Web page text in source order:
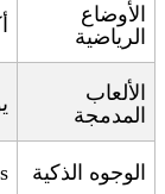
الأوضاع
الرياضية
الألعاب
المدمجة
الوجوه الذكية